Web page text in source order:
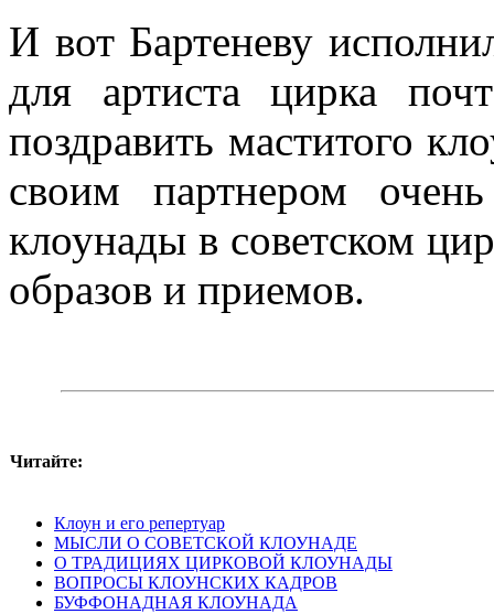
И вот Бартеневу
для артиста цирка
поздравить маститого
своим партнером
клоунады в советском
образов и приемов.
Читайте:
Клоун и его репертуар
МЫСЛИ О СОВЕТСКОЙ КЛОУНАДЕ
О ТРАДИЦИЯХ ЦИРКОВОЙ КЛОУНАДЫ
ВОПРОСЫ КЛОУНСКИХ КАДРОВ
БУФФОНАДНАЯ КЛОУНАДА